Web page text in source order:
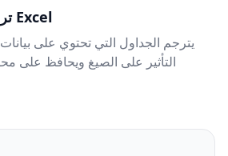
ترجمة جداول Excel
يترجم الجداول التي تحتوي على بيانات
التأثير على الصيغ ويحافظ على